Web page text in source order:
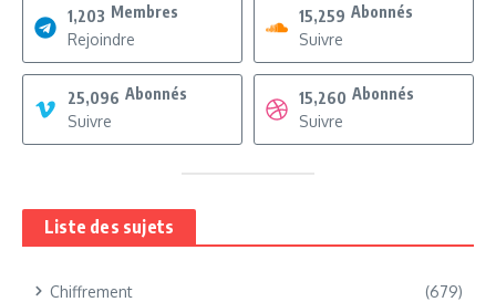
1,203 Membres
Rejoindre
15,259 Abonnés
Suivre
25,096 Abonnés
Suivre
15,260 Abonnés
Suivre
Liste des sujets
Chiffrement (679)